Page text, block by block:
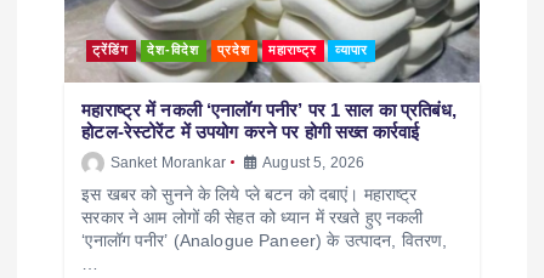
ट्रेंडिंग देश-विदेश प्रदेश महाराष्ट्र व्यापार
महाराष्ट्र में नकली ‘एनालॉग पनीर’ पर 1 साल का प्रतिबंध,
होटल-रेस्टोरेंट में उपयोग करने पर होगी सख्त कार्रवाई
Sanket Morankar August 5, 2026
इस खबर को सुनने के लिये प्ले बटन को दबाएं। महाराष्ट्र
सरकार ने आम लोगों की सेहत को ध्यान में रखते हुए नकली
‘एनालॉग पनीर’ (Analogue Paneer) के उत्पादन, वितरण,